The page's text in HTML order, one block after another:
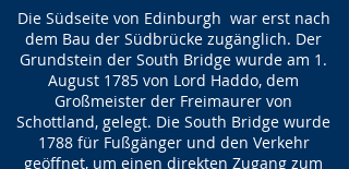
Die Südseite von Edinburgh war erst nach
dem Bau der Südbrücke zugänglich. Der
Grundstein der South Bridge wurde am 1.
August 1785 von Lord Haddo, dem
Großmeister der Freimaurer von
Schottland, gelegt. Die South Bridge wurde
1788 für Fußgänger und den Verkehr
geöffnet, um einen direkten Zugang zum